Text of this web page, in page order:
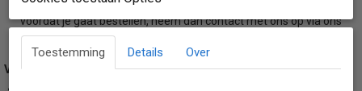
voordat je gaat bestellen, neem dan contact met ons op via ons
contactformulier.
Verzendmethode:
Toestemming Details Over